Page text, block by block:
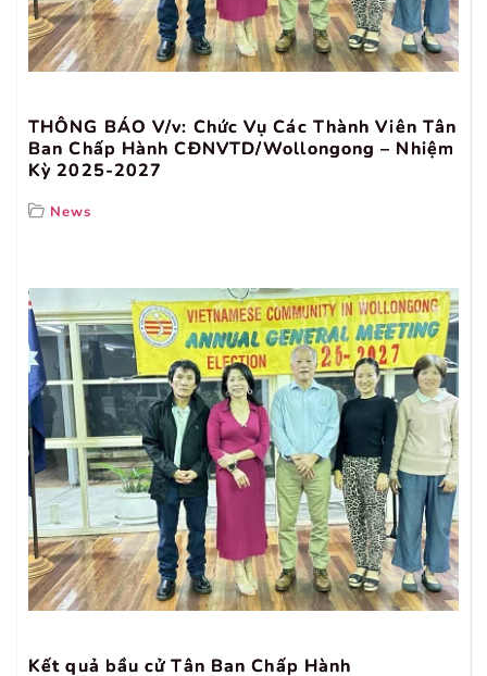
THÔNG BÁO V/v: Chức Vụ Các Thành Viên Tân
Ban Chấp Hành CĐNVTD/Wollongong – Nhiệm
Kỳ 2025-2027
News
Kết quả bầu cử Tân Ban Chấp Hành